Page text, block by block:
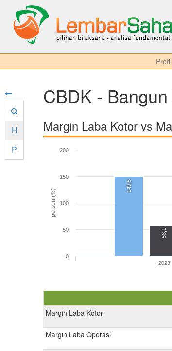
Profil
H
P
CBDK -
Margin Laba Kotor vs
persen (%)
149,5
58,1
2023
0
50
100
150
200
Margin Laba Kotor
Margin Laba Operasi